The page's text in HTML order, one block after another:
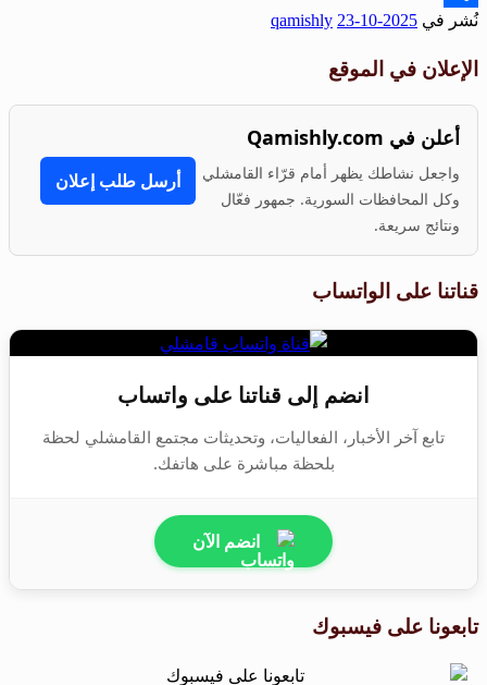
Share
نُشر في 2025-10-23
qamishly
الإعلان في الموقع
أعلن في Qamishly.com
واجعل نشاطك يظهر أمام قرّاء القامشلي
وكل المحافظات السورية. جمهور فعّال
ونتائج سريعة.
أرسل طلب إعلان
قناتنا على الواتساب
انضم إلى قناتنا على واتساب
تابع آخر الأخبار، الفعاليات، وتحديثات مجتمع القامشلي لحظة
بلحظة مباشرة على هاتفك.
انضم الآن
تابعونا على فيسبوك